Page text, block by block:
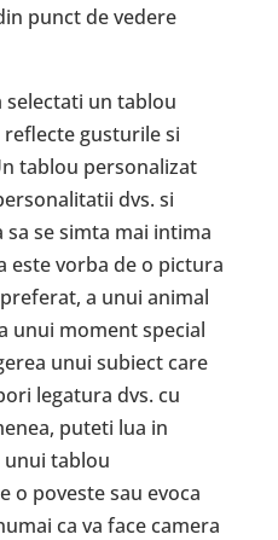
punct de vedere
selectati un tablou
gusturile si
tablou personalizat
dvs. si
sa se simta mai intima
este vorba de o pictura
a unui animal
unui moment special
unui subiect care
legatura dvs. cu
puteti lua in
unui tablou
o poveste sau evoca
ca va face camera